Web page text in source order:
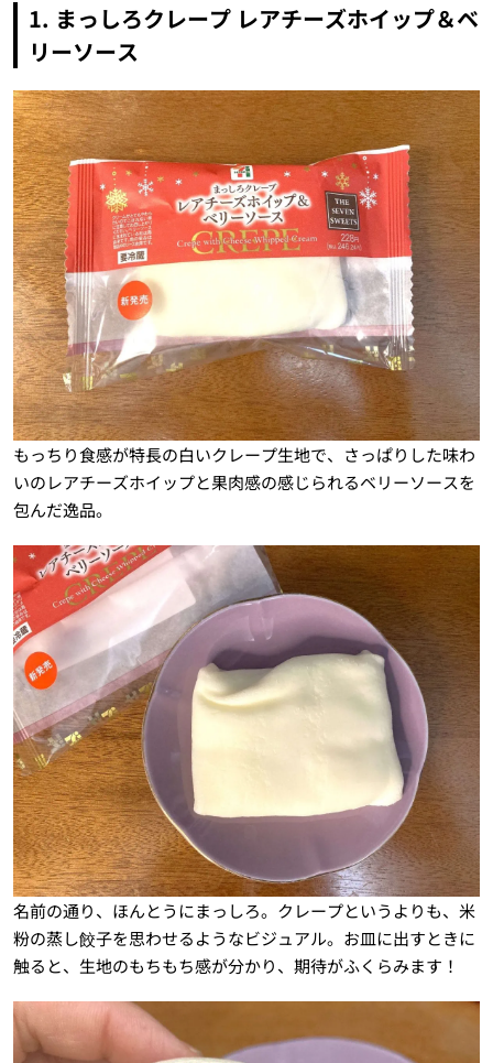
1. まっしろクレープ レアチーズホイップ＆ベ
リーソース
もっちり食感が特長の白いクレープ生地で、さっぱりした味わ
いのレアチーズホイップと果肉感の感じられるベリーソースを
包んだ逸品。
名前の通り、ほんとうにまっしろ。クレープというよりも、米
粉の蒸し餃子を思わせるようなビジュアル。お皿に出すときに
触ると、生地のもちもち感が分かり、期待がふくらみます！